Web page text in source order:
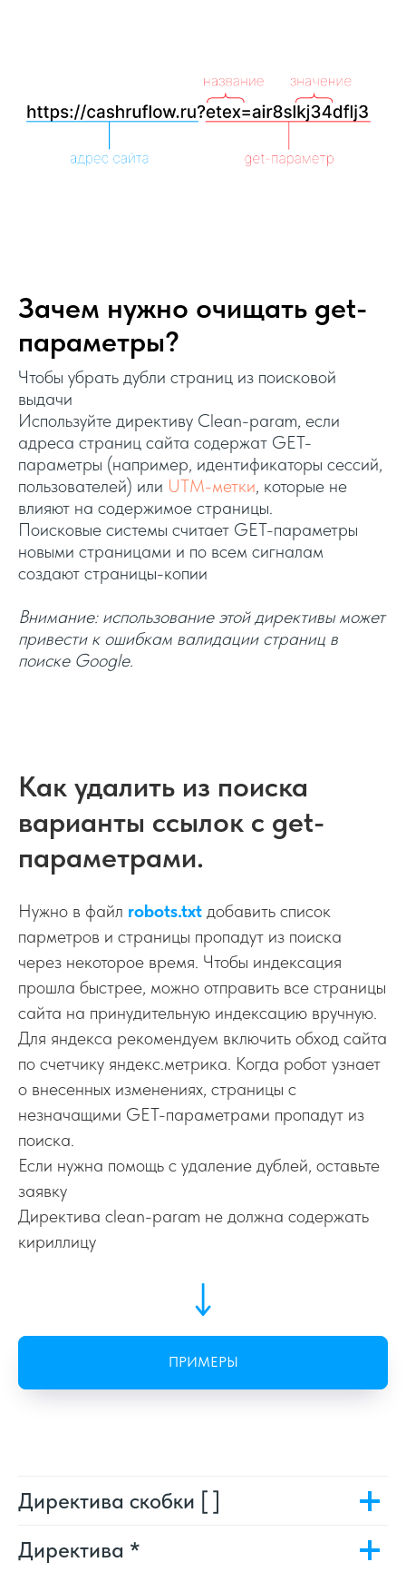
Зачем нужно очищать get-
параметры?
Чтобы убрать дубли страниц из поисковой
выдачи
Используйте директиву Clean-param, если
адреса страниц сайта содержат GET-
параметры (например, идентификаторы сессий,
пользователей) или UTM-метки, которые не
влияют на содержимое страницы.
Поисковые системы считает GET-параметры
новыми страницами и по всем сигналам
создают страницы-копии
Внимание: использование этой директивы может
привести к ошибкам валидации страниц в
поиске Google.
Как удалить из поиска
варианты ссылок с get-
параметрами.
Нужно в файл robots.txt добавить список
парметров и страницы пропадут из поиска
через некоторое время. Чтобы индексация
прошла быстрее, можно отправить все страницы
сайта на принудительную индексацию вручную.
Для яндекса рекомендуем включить обход сайта
по счетчику яндекс.метрика. Когда робот узнает
о внесенных изменениях, страницы с
незначащими GET-параметрами пропадут из
поиска.
Если нужна помощь с удаление дублей, оставьте
заявку
Директива clean-param не должна содержать
кириллицу
ПРИМЕРЫ
Пример очистить param в
robots.txt для HTML сайта
Директива скобки [ ]
Директива *